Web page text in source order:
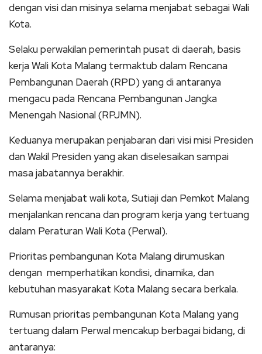
dengan visi dan misinya selama menjabat sebagai Wali
Kota.
Selaku perwakilan pemerintah pusat di daerah, basis
kerja Wali Kota Malang termaktub dalam Rencana
Pembangunan Daerah (RPD) yang di antaranya
mengacu pada Rencana Pembangunan Jangka
Menengah Nasional (RPJMN).
Keduanya merupakan penjabaran dari visi misi Presiden
dan Wakil Presiden yang akan diselesaikan sampai
masa jabatannya berakhir.
Selama menjabat wali kota, Sutiaji dan Pemkot Malang
menjalankan rencana dan program kerja yang tertuang
dalam Peraturan Wali Kota (Perwal).
Prioritas pembangunan Kota Malang dirumuskan
dengan memperhatikan kondisi, dinamika, dan
kebutuhan masyarakat Kota Malang secara berkala.
Rumusan prioritas pembangunan Kota Malang yang
tertuang dalam Perwal mencakup berbagai bidang, di
antaranya: